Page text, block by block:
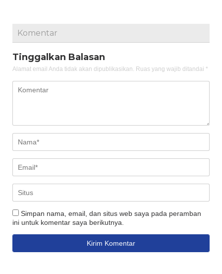
Komentar
Tinggalkan Balasan
Alamat email Anda tidak akan dipublikasikan. Ruas yang wajib ditandai *
Simpan nama, email, dan situs web saya pada peramban
ini untuk komentar saya berikutnya.